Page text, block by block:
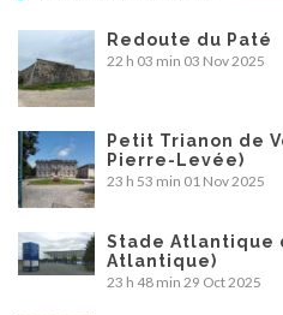
Redoute du Paté
22 h 03 min 03 Nov 2025
Petit Trianon de
Pierre-Levée)
23 h 53 min 01 Nov 2025
Stade Atlantique
Atlantique)
23 h 48 min 29 Oct 2025